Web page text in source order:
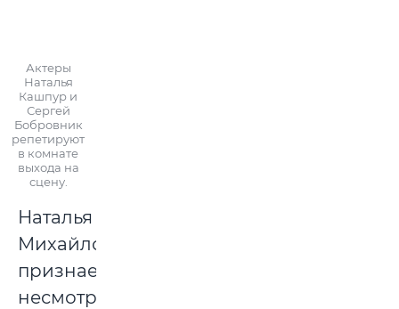
Актеры
Наталья
Кашпур и
Сергей
Бобровник
репетируют
в комнате
выхода на
сцену.
Наталья
Михайловна
признается:
несмотря